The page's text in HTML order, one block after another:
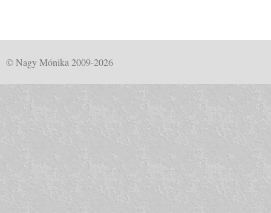
© Nagy Mónika 2009-2026